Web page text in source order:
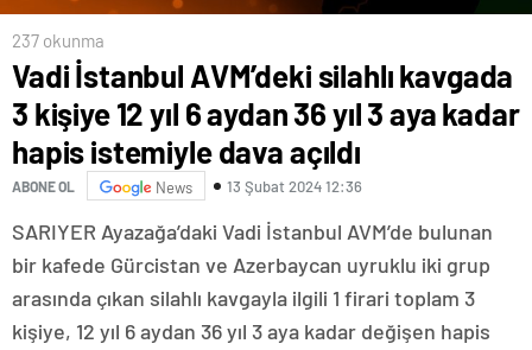
237 okunma
Vadi İstanbul AVM’deki silahlı kavgada
3 kişiye 12 yıl 6 aydan 36 yıl 3 aya kadar
hapis istemiyle dava açıldı
ABONE OL News 13 Şubat 2024 12:36
SARIYER Ayazağa’daki Vadi İstanbul AVM’de bulunan
bir kafede Gürcistan ve Azerbaycan uyruklu iki grup
arasında çıkan silahlı kavgayla ilgili 1 firari toplam 3
kişiye, 12 yıl 6 aydan 36 yıl 3 aya kadar değişen hapis